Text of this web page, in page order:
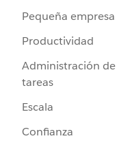
Pequeña empresa
Productividad
Administración de
tareas
Escala
Confianza